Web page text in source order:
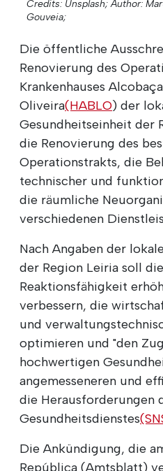
Gouveia;
Die öffentliche
Renovierung des
Krankenhauses
Oliveira(HABLO) der
Gesundheitseinheit der
die Renovierung des
Operationstrakts, die
technischer und
verschiedenen
Nach Angaben der
der Region Leiria soll
Reaktionsfähigkeit
verbessern, die
und
optimieren und "den
hochwertigen
angemesseneren und
Gesundheitsdienstes